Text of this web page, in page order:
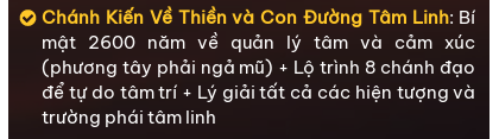
Chánh Kiến Về Thiền và Con Đường Tâm Linh: Bí
mật 2600 năm về quản lý tâm và cảm xúc
(phương tây phải ngả mũ) + Lộ trình 8 chánh đạo
để tự do tâm trí + Lý giải tất cả các hiện tượng và
trường phái tâm linh